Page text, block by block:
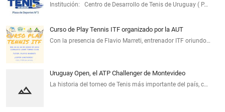
Institución: Centro de Desarrollo de Tenis de Uruguay ( P…
Curso de Play Tennis ITF organizado por la AUT
Con la presencia de Flavio Marreti, entrenador ITF oriundo…
Uruguay Open, el ATP Challenger de Montevideo
La historia del torneo de Tenis más importante del país, c…